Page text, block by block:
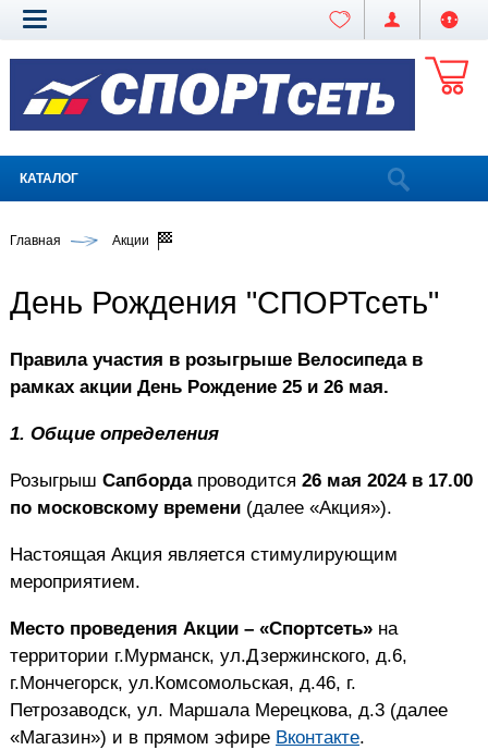
КАТАЛОГ
Главная Акции
День Рождения "СПОРТсеть"
Правила участия в розыгрыше Велосипеда в
рамках акции День Рождение 25 и 26 мая.
1. Общие определения
Розыгрыш Сапбордапроводится 26 мая 2024 в 17.00
по московскому времени (далее «Акция»).
Настоящая Акция является стимулирующим
мероприятием.
Место проведения Акции – «Спортсеть» на
территории г.Мурманск, ул.Дзержинского, д.6,
г.Мончегорск, ул.Комсомольская, д.46, г.
Петрозаводск, ул. Маршала Мерецкова, д.3 (далее
«Магазин») и в прямом эфире Вконтакте.